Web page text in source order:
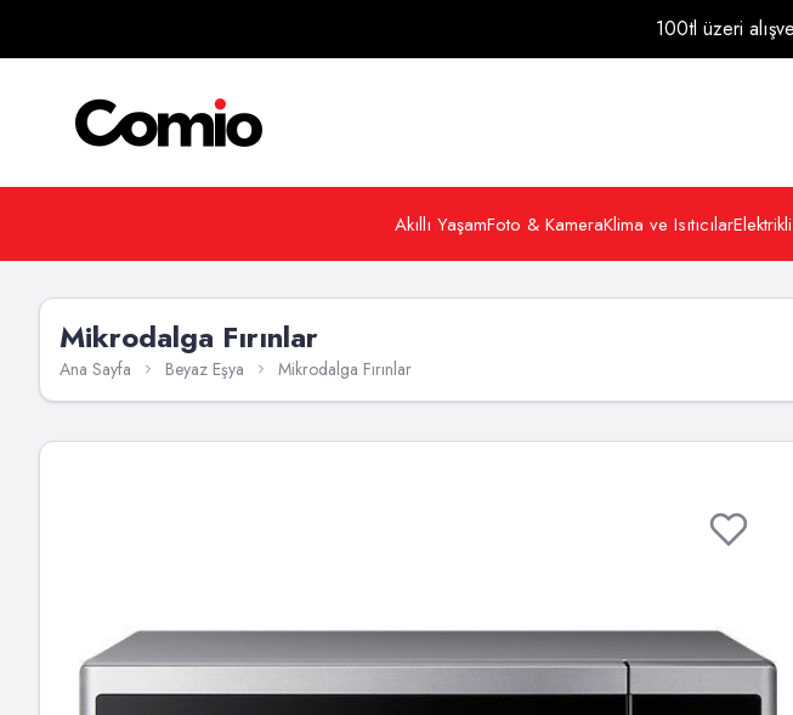
100tl üzeri
Akıllı YaşamFoto & KameraKlima ve Isıtıcılar
Mikrodalga Fırınlar
Ana Sayfa Beyaz Eşya Mikrodalga Fırınlar